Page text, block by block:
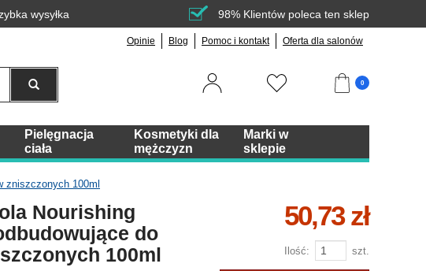
wysyłka 98% Klientów poleca ten sklep
Opinie Blog Pomoc i kontakt Oferta dla salonów
0
Pielęgnacja
ciała
Kosmetyki dla
mężczyzn
Marki w
sklepie
zniszczonych 100ml
Nourishing
do
100ml
50,73 zł
Ilość: szt.